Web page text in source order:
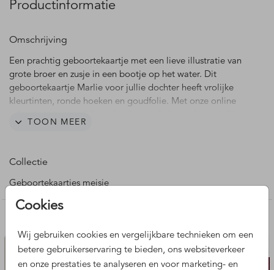
Cookies
Wij gebruiken cookies en vergelijkbare technieken om een
betere gebruikerservaring te bieden, ons websiteverkeer
en onze prestaties te analyseren en voor marketing- en
Productinformatie
Omschrijving
Een prachtig geboortekaartje met een lieve illustratie van
grote broer en zusje in een bootje op het water. Dit
geboortekaartje Marlie voor jullie dochter heeft vrolijke
kleurtinten, ronde hoeken en goudfolie. Met onze online
wens aan te passen. Maak dit geboortekaartje helemaal in
TOON MEER
Collectie
Geboortekaartjes meisje
geboortekaartje